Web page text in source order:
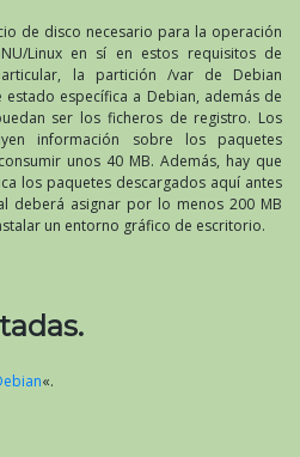
de disco necesario para la operación
Linux en sí en estos requisitos de
la partición /var de Debian
específica a Debian, además de
ser los ficheros de registro. Los
información sobre los paquetes
unos 40 MB. Además, hay que
los paquetes descargados aquí antes
deberá asignar por lo menos 200 MB
un entorno gráfico de escritorio.
«.